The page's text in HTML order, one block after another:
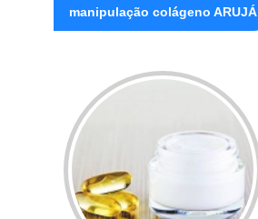
manipulação colágeno ARUJÁ